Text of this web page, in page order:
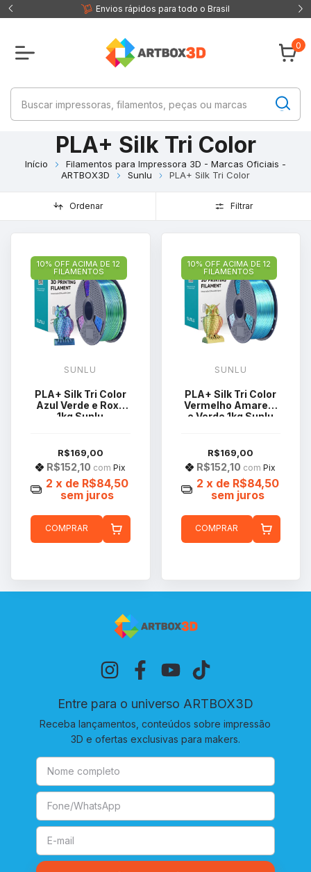
Envios rápidos para todo o Brasil
0
PLA+ Silk Tri Color
Início
Filamentos para Impressora 3D - Marcas Oficiais -
ARTBOX3D
Sunlu PLA+ Silk Tri Color
Ordenar Filtrar
10% OFF ACIMA DE 12
FILAMENTOS
SUNLU
PLA+ Silk Tri Color
Azul Verde e Roxo
1kg Sunlu
R$169,00
R$152,10 com Pix
2 x de R$84,50
sem juros
COMPRAR
10% OFF ACIMA DE 12
FILAMENTOS
SUNLU
PLA+ Silk Tri Color
Vermelho Amarelo
e Verde 1kg Sunlu
R$169,00
R$152,10 com Pix
2 x de R$84,50
sem juros
COMPRAR
Entre para o universo ARTBOX3D
Receba lançamentos, conteúdos sobre impressão
3D e ofertas exclusivas para makers.